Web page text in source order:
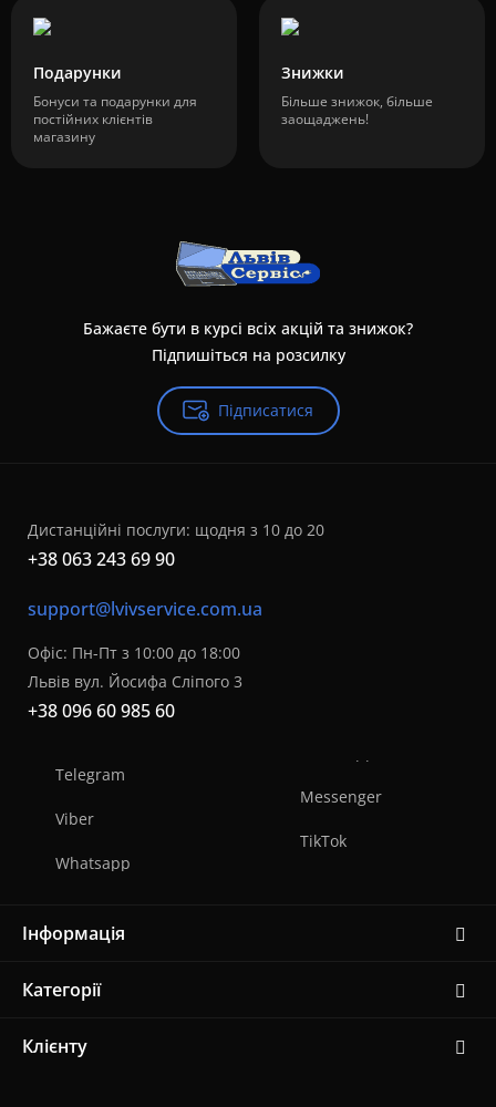
Подарунки
Бонуси та подарунки для
постійних клієнтів
магазину
Знижки
Більше знижок, більше
заощаджень!
Бажаєте бути в курсі всіх акцій та знижок?
Підпишіться на розсилку
Підписатися
Дистанційні послуги: щодня з 10 до 20
+38 063 243 69 90
support@lvivservice.com.ua
Офіс: Пн-Пт з 10:00 до 18:00
Львів вул. Йосифа Сліпого 3
+38 096 60 985 60
Telegram
Viber
Whatsapp
Messenger
TikTok
Інформація
Категорії
Клієнту